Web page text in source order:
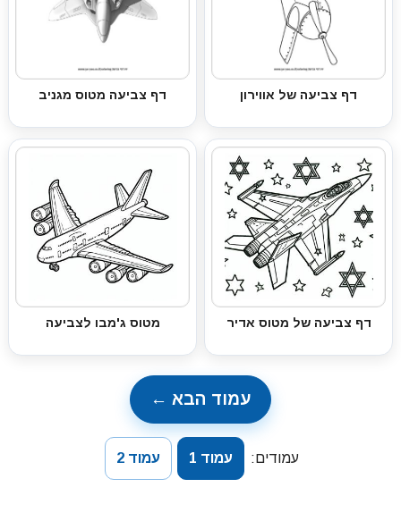
דף צביעה של אווירון דף צביעה מטוס מגניב
דף צביעה של מטוס אדיר מטוס ג'מבו לצביעה
עמוד הבא ←
עמודים: עמוד 1 עמוד 2